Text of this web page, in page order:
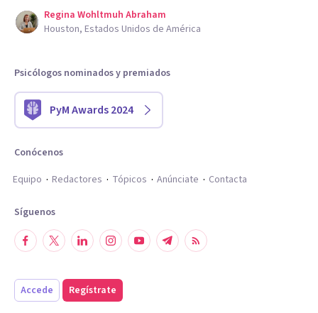
Regina Wohltmuh Abraham
Houston, Estados Unidos de América
Psicólogos nominados y premiados
PyM Awards 2024
Conócenos
Equipo
Redactores Tópicos Anúnciate Contacta
Síguenos
Accede Regístrate